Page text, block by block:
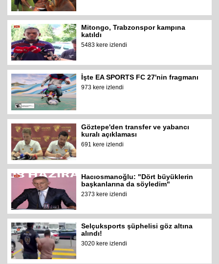
Mitongo, Trabzonspor kampına
katıldı
5483 kere izlendi
İşte EA SPORTS FC 27'nin fragmanı
973 kere izlendi
Göztepe'den transfer ve yabancı
kuralı açıklaması
691 kere izlendi
Hacıosmanoğlu: "Dört büyüklerin
başkanlarına da söyledim"
2373 kere izlendi
Selçuksports şüphelisi göz altına
alındı!
3020 kere izlendi